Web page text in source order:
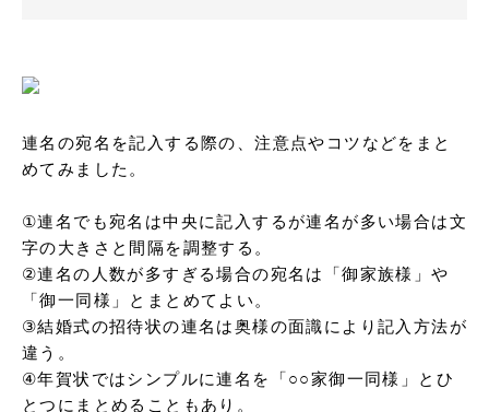
連名の宛名を記入する際の、注意点やコツなどをまと
めてみました。
①連名でも宛名は中央に記入するが連名が多い場合は文
字の大きさと間隔を調整する。
②連名の人数が多すぎる場合の宛名は「御家族様」や
「御一同様」とまとめてよい。
③結婚式の招待状の連名は奥様の面識により記入方法が
違う。
④年賀状ではシンプルに連名を「○○家御一同様」とひ
とつにまとめることもあり。